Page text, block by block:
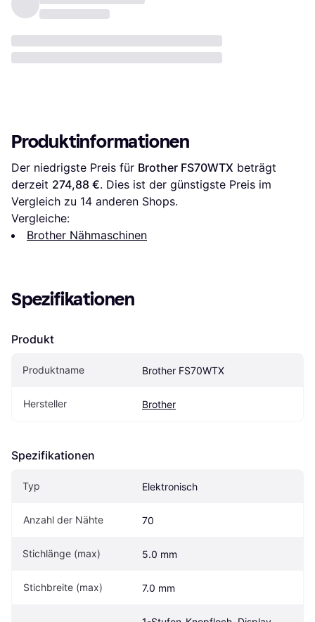
Produktinformationen
Der niedrigste Preis für Brother FS70WTX beträgt
derzeit 274,88 €. Dies ist der günstigste Preis im
Vergleich zu 14 anderen Shops.
Vergleiche:
Brother Nähmaschinen
Spezifikationen
Produkt
Produktname Brother FS70WTX
Hersteller Brother
Spezifikationen
Typ Elektronisch
Anzahl der Nähte 70
Stichlänge (max) 5.0 mm
Stichbreite (max) 7.0 mm